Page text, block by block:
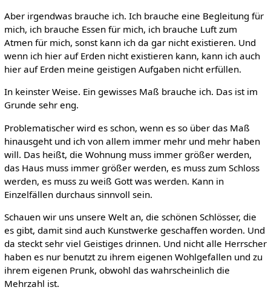
Aber irgendwas brauche ich. Ich brauche eine Begleitung für
mich, ich brauche Essen für mich, ich brauche Luft zum
Atmen für mich, sonst kann ich da gar nicht existieren. Und
wenn ich hier auf Erden nicht existieren kann, kann ich auch
hier auf Erden meine geistigen Aufgaben nicht erfüllen.
In keinster Weise. Ein gewisses Maß brauche ich. Das ist im
Grunde sehr eng.
Problematischer wird es schon, wenn es so über das Maß
hinausgeht und ich von allem immer mehr und mehr haben
will. Das heißt, die Wohnung muss immer größer werden,
das Haus muss immer größer werden, es muss zum Schloss
werden, es muss zu weiß Gott was werden. Kann in
Einzelfällen durchaus sinnvoll sein.
Schauen wir uns unsere Welt an, die schönen Schlösser, die
es gibt, damit sind auch Kunstwerke geschaffen worden. Und
da steckt sehr viel Geistiges drinnen. Und nicht alle Herrscher
haben es nur benutzt zu ihrem eigenen Wohlgefallen und zu
ihrem eigenen Prunk, obwohl das wahrscheinlich die
Mehrzahl ist.